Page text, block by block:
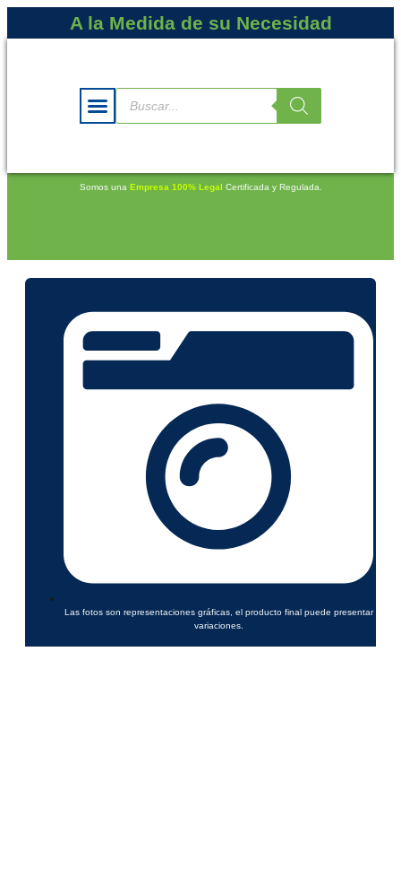
A la Medida de su Necesidad
Somos una Empresa 100% Legal Certificada y Regulada.
Las fotos son representaciones gráficas, el producto final puede presentar
variaciones.